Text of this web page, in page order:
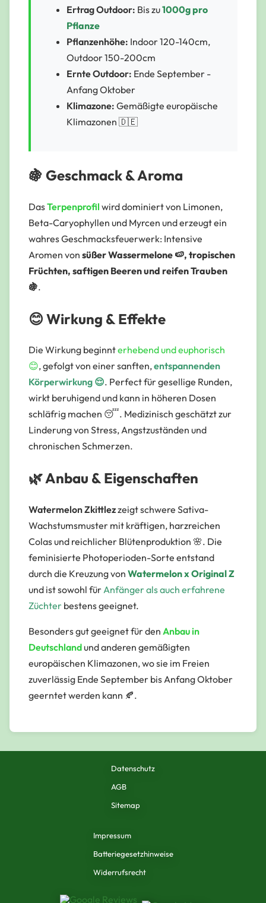
Ertrag Outdoor: Bis zu1000g pro
Pflanze
Pflanzenhöhe: Indoor 120-140cm,
Outdoor 150-200cm
Ernte Outdoor: Ende September -
Anfang Oktober
Klimazone: Gemäßigte europäische
Klimazonen 🇩🇪
🍇 Geschmack & Aroma
DasTerpenprofil wird dominiert von Limonen,
Beta-Caryophyllen und Myrcen und erzeugt ein
wahres Geschmacksfeuerwerk: Intensive
Aromen von süßer Wassermelone 🍉, tropischen
Früchten, saftigen Beeren und reifen Trauben
🍇.
😊 Wirkung & Effekte
Die Wirkung beginnterhebend und euphorisch
😊, gefolgt von einer sanften,entspannenden
Körperwirkung 😌. Perfect für gesellige Runden,
wirkt beruhigend und kann in höheren Dosen
schläfrig machen 😴. Medizinisch geschätzt zur
Linderung von Stress, Angstzuständen und
chronischen Schmerzen.
🌿 Anbau & Eigenschaften
Watermelon Zkittlezzeigt schwere Sativa-
Wachstumsmuster mit kräftigen, harzreichen
Colas und reichlicher Blütenproduktion 🌸. Die
feminisierte Photoperioden-Sorte entstand
durch die Kreuzung von Watermelon x Original Z
und ist sowohl fürAnfänger als auch erfahrene
Züchter bestens geeignet.
Besonders gut geeignet für den Anbau in
Deutschlandund anderen gemäßigten
europäischen Klimazonen, wo sie im Freien
zuverlässig Ende September bis Anfang Oktober
geerntet werden kann 🍂.
Datenschutz
AGB
Sitemap
Impressum
Batteriegesetzhinweise
Widerrufsrecht